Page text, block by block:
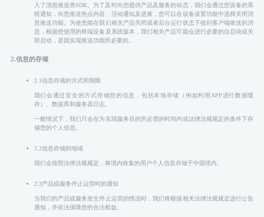
入了消息推送类SDK。为了及时向您提供产品及服务的动态，我们会通过您设备的系
统通知，向您推送热点内容、活动通知及进展，您可以在设备设置功能中选择关闭消
息推送功能。为使您能在我们相关产品关闭或者后台运行状态下收到客户端推送的消
息，根据您使用的终端设备及系统版本，我们相关产品可能会进行必要的自启动或关
联启动，是因实现推送功能所必要的。
2.信息的存储
2.1信息存储的方式和期限
我们会通过安全的方式存储您的信息，包括本地存储（例如利用APP进行数据缓
存）、数据库和服务器日志。
一般情况下，我们只会在为实现服务目的所必需的时间内或法律法规规定的条件下存
储您的个人信息。
2.2信息存储的地域
我们会按照法律法规规定，将境内收集的用户个人信息存储于中国境内。
2.3产品或服务停止运营时的通知
当我们的产品或服务发生停止运营的情况时，我们将根据相关法律法规规定进行公告
通知，并依法保障您的合法权益。